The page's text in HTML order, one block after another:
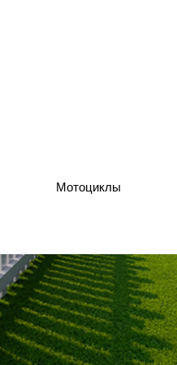
Мотоциклы
Мотоциклы